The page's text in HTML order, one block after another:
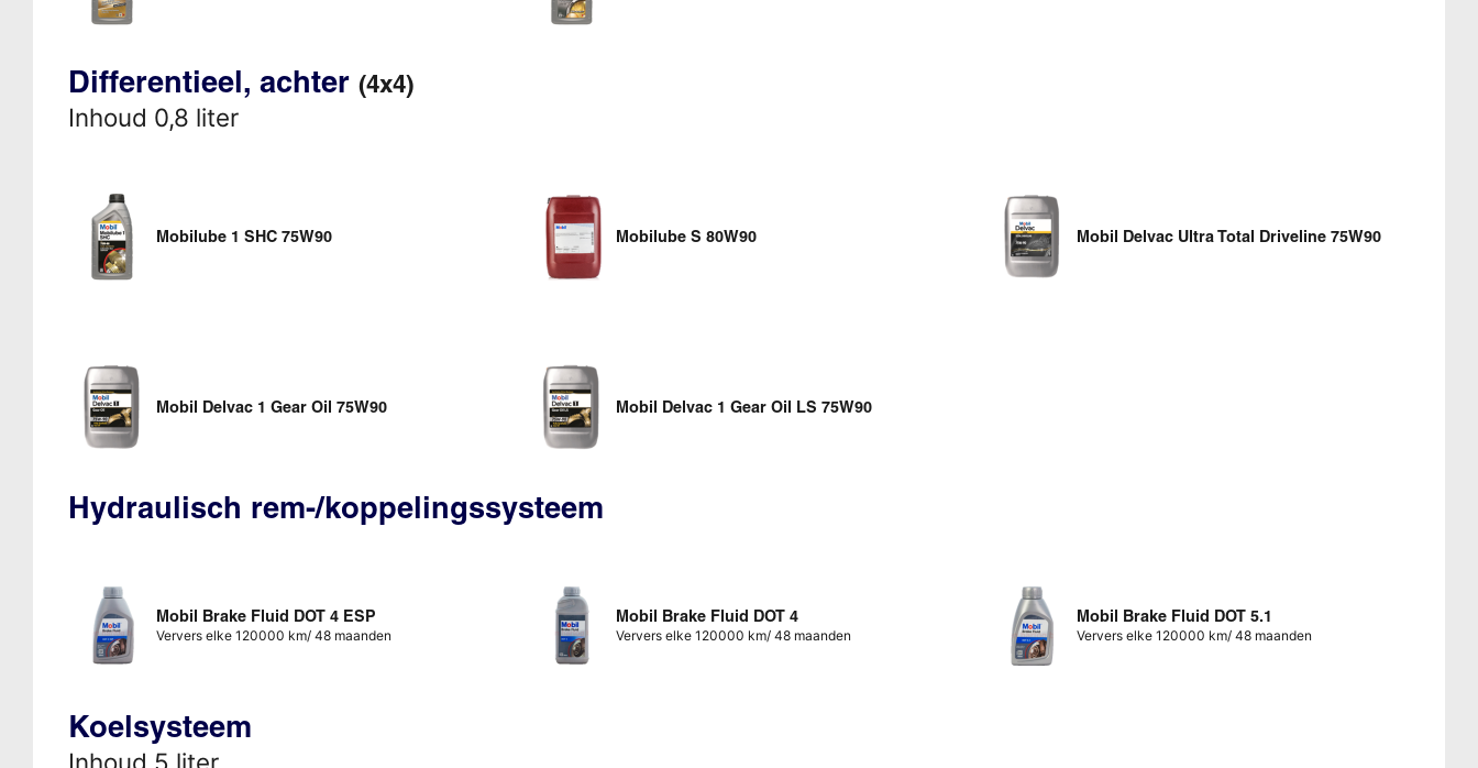
Differentieel, achter (4x4)
Inhoud 0,8 liter
Mobilube 1 SHC 75W90 Mobilube S 80W90 Mobil Delvac Ultra Total Driveline 75W90
Mobil Delvac 1 Gear Oil 75W90 Mobil Delvac 1 Gear Oil LS 75W90
Hydraulisch rem-/koppelingssysteem
Mobil Brake Fluid DOT 4 ESP
Ververs elke 120000 km/ 48 maanden
Mobil Brake Fluid DOT 4
Ververs elke 120000 km/ 48 maanden
Mobil Brake Fluid DOT 5.1
Ververs elke 120000 km/ 48 maanden
Koelsysteem